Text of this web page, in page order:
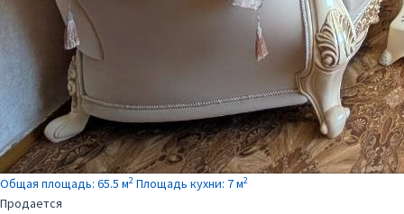
Общая площадь: 65.5 м2 Площадь кухни: 7 м2
Продается